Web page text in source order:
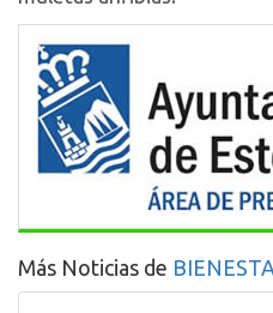
Más Noticias de